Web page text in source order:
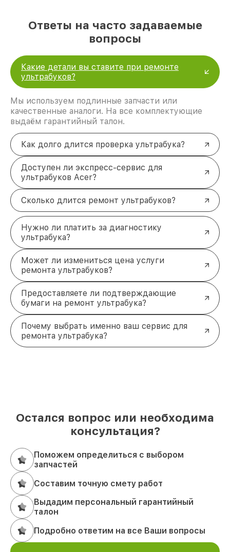
Чистка от пыли ультрабука Acer —
предотвращение перегрева и продление
Настройка ОС ультрабука Acer —
оптимизация работы системы и устранение
программных сбоев.
Замена аккумулятора ультрабука Acer —
устройства.
Ремонт ультрабуков Acer:
профессионализм и надежность
Мы гарантируем высокое качество обслуживания,
оперативное выполнение работ и прозрачные
условия сотрудничества. Все виды ремонта
выполняются квалифицированными
специалистами с учетом рекомендаций
производителя. Использование оригинальных
комплектующих обеспечивает долгосрочную
работоспособность вашей техники.
Обратитесь в наш сервисный
центр в Ростове-на-Дону
Доверьте ремонт ультрабука Acer
профессионалам нашего сервиса. Мы обеспечим
быстроту и надежность выполнения работ,
сохранив ваш комфорт и уверенность в
исправности устройства. Свяжитесь с нами по
телефону +7 (863) 209-79-87или посетите наш
офис по адресуБольшая Садовая ул., 115. Мы
готовы помочь восстановить ваш ультрабук в
кратчайшие сроки.
Ответы на часто задаваемые
вопросы
Какие детали вы ставите при ремонте
ультрабуков?
Мы используем подлинные запчасти или
качественные аналоги. На все комплектующие
выдаём гарантийный талон.
Как долго длится проверка ультрабука?
Доступен ли экспресс-сервис для
ультрабуков Acer?
Сколько длится ремонт ультрабуков?
Нужно ли платить за диагностику
ультрабука?
Может ли измениться цена услуги
ремонта ультрабуков?
Предоставляете ли подтверждающие
бумаги на ремонт ультрабука?
Почему выбрать именно ваш сервис для
ремонта ультрабука?
Остался вопрос или необходима
консультация?
Поможем определиться с выбором
запчастей
Составим точную смету работ
Выдадим персональный гарантийный
талон
Подробно ответим на все Ваши вопросы